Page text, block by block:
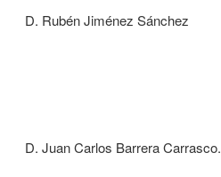
D. Rubén Jiménez Sánchez
D. Juan Carlos Barrera Carrasco.